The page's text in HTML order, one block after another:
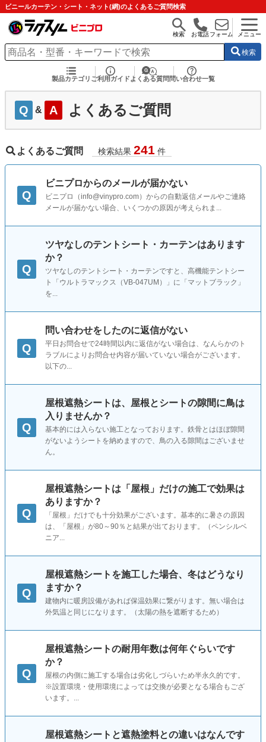
ビニールカーテン・シート・ネット(網)のよくあるご質問検索
検索 お電話フォーム メニュー
検索
製品カテゴリ ご利用ガイド よくある質問 問い合わせ一覧
Q & A よくあるご質問
よくあるご質問 検索結果 241 件
Q
ビニプロからのメールが届かない
ビニプロ（info@vinypro.com）からの自動返信メールやご連絡
メールが届かない場合、いくつかの原因が考えられま...
Q
ツヤなしのテントシート・カーテンはあります
か？
ツヤなしのテントシート・カーテンですと、高機能テントシー
ト「ウルトラマックス（VB-047UM）」に「マットブラック」
を...
Q
問い合わせをしたのに返信がない
平日お問合せで24時間以内に返信がない場合は、なんらかのト
ラブルによりお問合せ内容が届いていない場合がございます。
以下の...
Q
屋根遮熱シートは、屋根とシートの隙間に鳥は
入りませんか？
基本的には入らない施工となっております。鉄骨とはほぼ隙間
がないようシートを納めますので、鳥の入る隙間はございませ
ん。
Q
屋根遮熱シートは「屋根」だけの施工で効果は
ありますか？
「屋根」だけでも十分効果がございます。基本的に暑さの原因
は、「屋根」が80～90％と結果が出ております。（ペンシルベ
ニア...
Q
屋根遮熱シートを施工した場合、冬はどうなり
ますか？
建物内に暖房設備があれば保温効果に繋がります。無い場合は
外気温と同じになります。（太陽の熱を遮断するため）
Q
屋根遮熱シートの耐用年数は何年ぐらいです
か？
屋根の内側に施工する場合は劣化しづらいため半永久的です。
※設置環境・使用環境によっては交換が必要となる場合もござ
います。...
屋根遮熱シートと遮熱塗料との違いはなんです